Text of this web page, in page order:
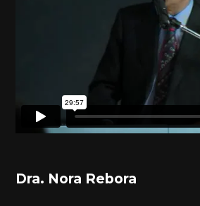
Dra. Nora Rebora